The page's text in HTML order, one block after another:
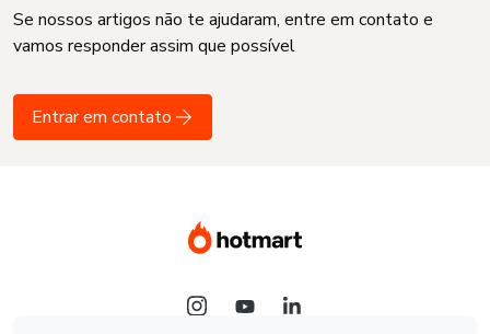
Se nossos artigos não te ajudaram, entre em contato e
vamos responder assim que possível
Entrar em contato